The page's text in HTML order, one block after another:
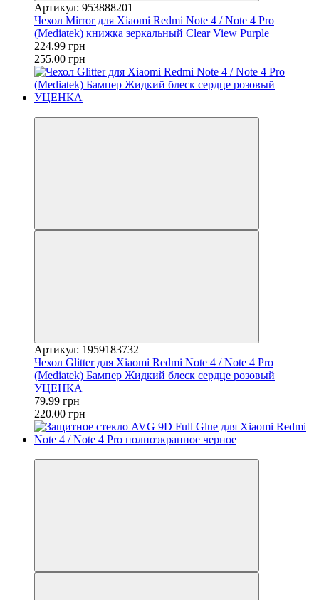
Артикул: 953888201
Чехол Mirror для Xiaomi Redmi Note 4 / Note 4 Pro
(Mediatek) книжка зеркальный Clear View Purple
224.99 грн
255.00 грн
Артикул: 1959183732
Чехол Glitter для Xiaomi Redmi Note 4 / Note 4 Pro
(Mediatek) Бампер Жидкий блеск сердце розовый
УЦЕНКА
79.99 грн
220.00 грн